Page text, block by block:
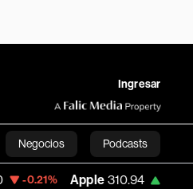
Ingresar
Negocios Podcasts
Apple 310.94 +0.55% USD